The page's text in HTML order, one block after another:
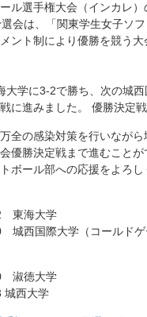
ル選手権大会（インカレ
会は、「関東学生女子ソ
ント制により優勝を競う
大学に3-2で勝ち、次の城
に進みました。 優勝決定
全の感染対策を行いながら
優勝決定戦まで進むことが
ボール部への応援をよろし
東海大学
西国際大学（コールドゲ
淑徳大学
西大学